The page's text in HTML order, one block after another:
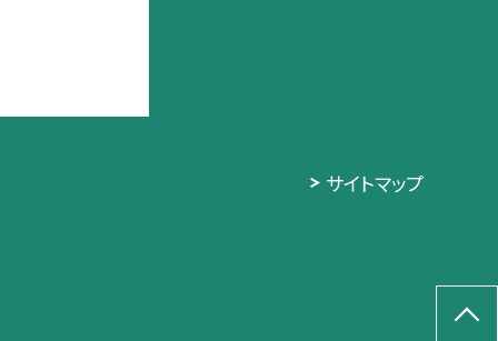
サイトマップ